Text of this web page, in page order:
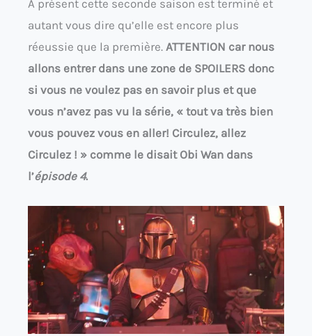
A présent cette seconde saison est terminé et
autant vous dire qu’elle est encore plus
réeussie que la première. ATTENTION car nous
allons entrer dans une zone de SPOILERS donc
si vous ne voulez pas en savoir plus et que
vous n’avez pas vu la série, « tout va très bien
vous pouvez vous en aller! Circulez, allez
Circulez ! » comme le disait Obi Wan dans
l’épisode 4.